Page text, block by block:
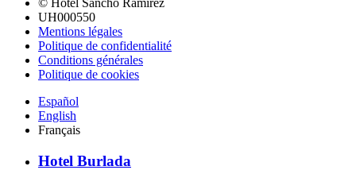
© Hotel Sancho Ramírez
UH000550
Mentions légales
Politique de confidentialité
Conditions générales
Politique de cookies
Español
English
Français
Hotel Burlada